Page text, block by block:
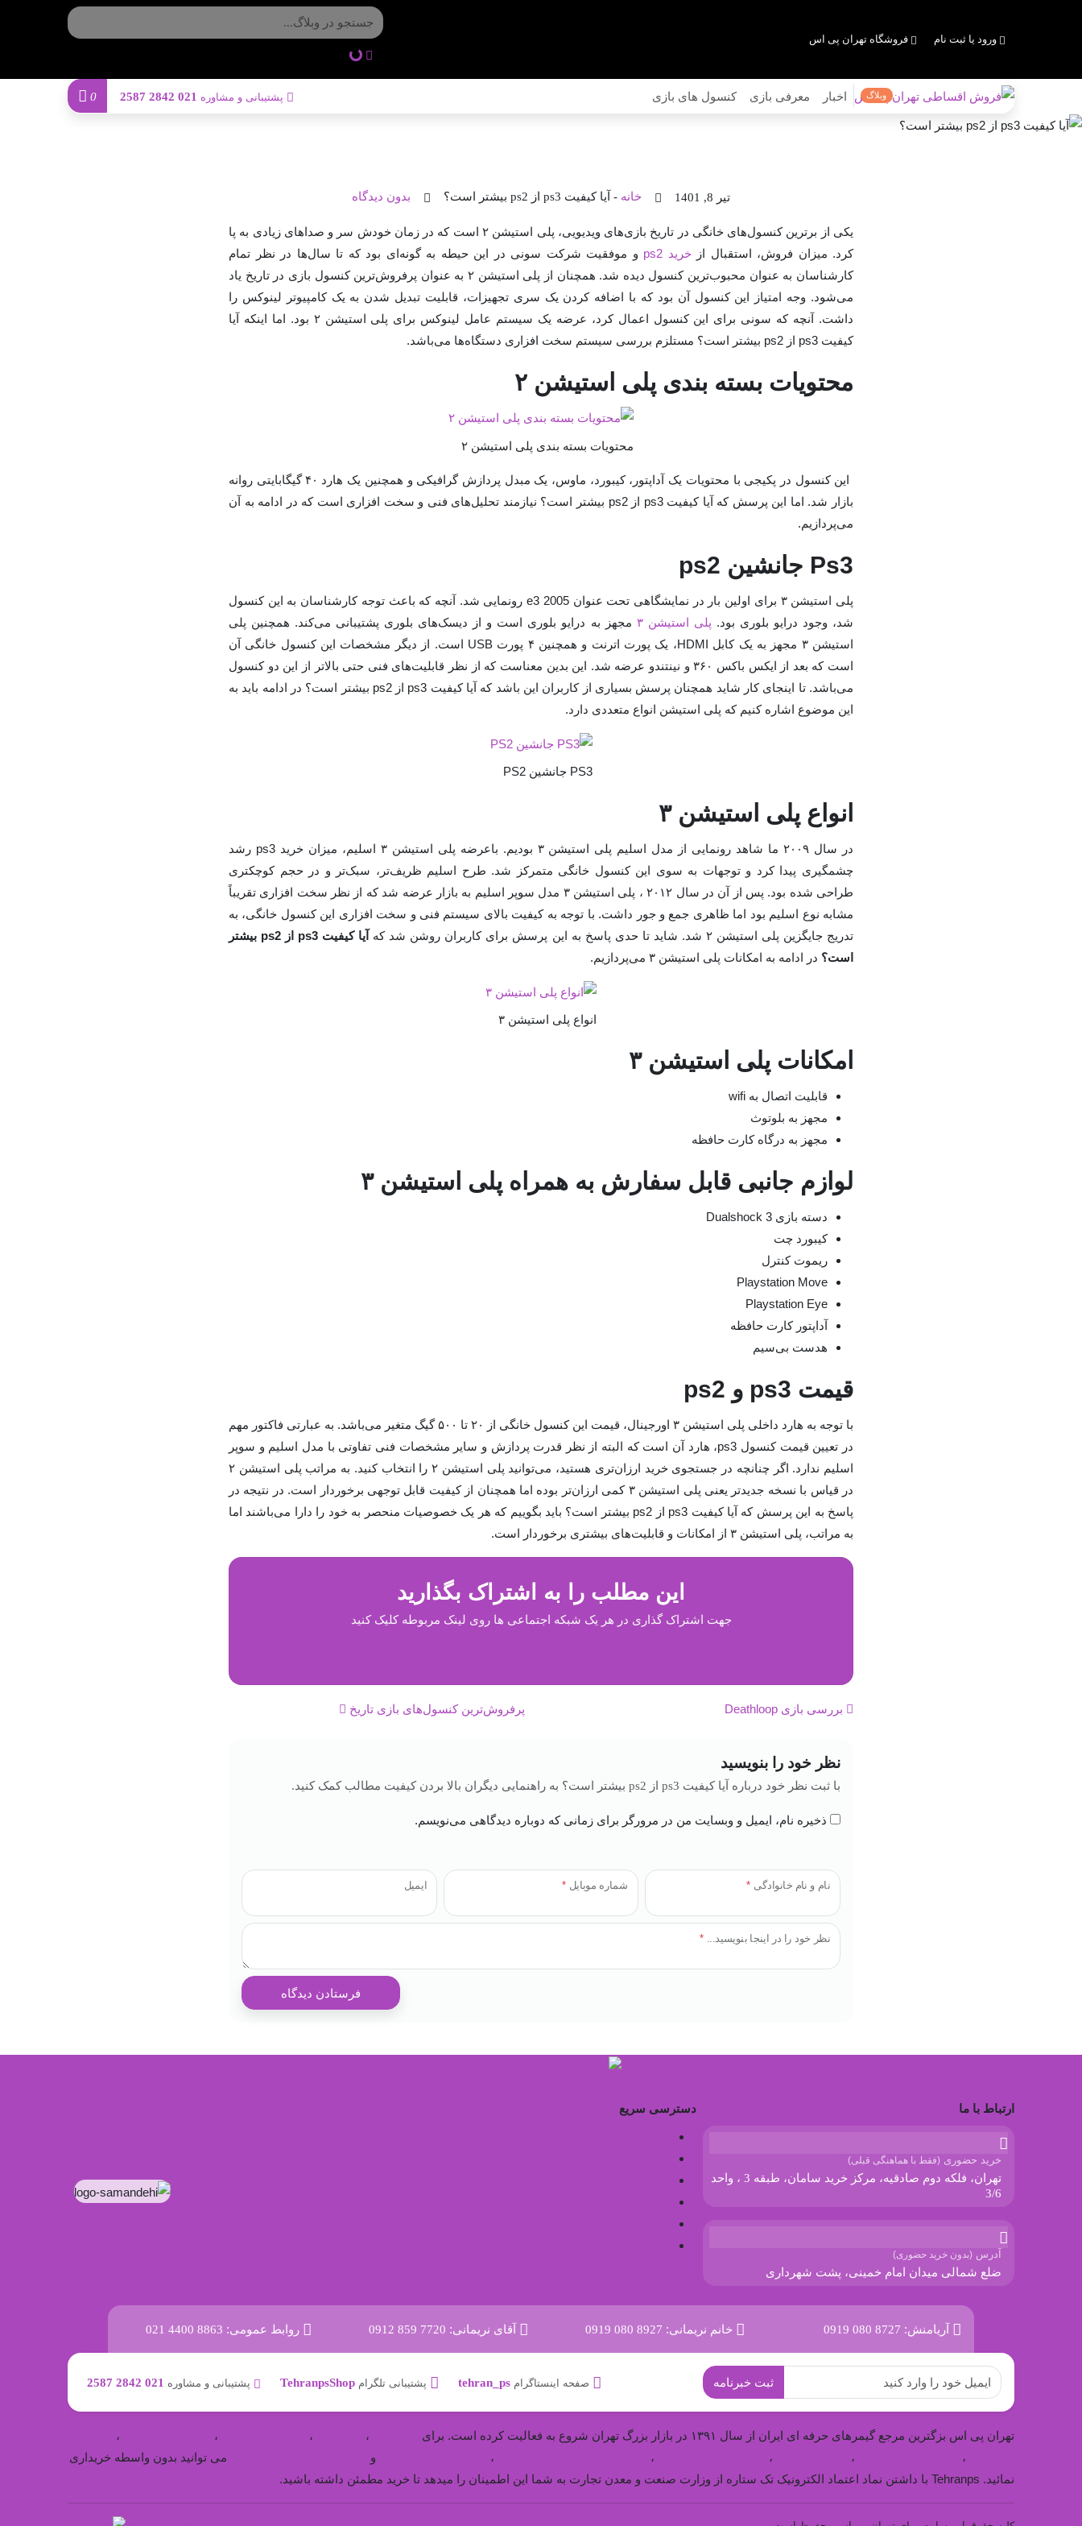
ورود یا ثبت نام فروشگاه تهران پی اس
...
وبلاگ اخبار معرفی بازی کنسول های بازی پشتیبانی و مشاوره 021 2842 2587
0
تیر 8, 1401 خانه - آیا کیفیت ps3 از ps2 بیشتر است؟ بدون دیدگاه
یکی از برترین کنسول‌های خانگی در تاریخ بازی‌های ویدیویی، پلی استیشن ۲ است که در زمان خودش سر و صداهای زیادی به پا
کرد. میزان فروش، استقبال از خرید ps2
و موفقیت شرکت سونی در این حیطه به گونه‌ای بود که تا سال‌ها در نظر تمام
کارشناسان به عنوان محبوب‌ترین کنسول دیده شد. همچنان از پلی استیشن ۲ به عنوان پرفروش‌ترین کنسول بازی در تاریخ یاد
می‌شود. وجه امتیاز این کنسول آن بود که با اضافه کردن یک سری تجهیزات، قابلیت تبدیل شدن به یک کامپیوتر لینوکس را
داشت. آنچه که سونی برای این کنسول اعمال کرد، عرضه یک سیستم عامل لینوکس برای پلی استیشن ۲ بود. اما اینکه آیا
کیفیت ps3 از ps2 بیشتر است؟ مستلزم بررسی سیستم سخت افزاری دستگاه‌ها می‌باشد.
محتویات بسته بندی پلی استیشن ۲
محتویات بسته بندی پلی استیشن ۲
این کنسول در پکیجی با محتویات یک آداپتور، کیبورد، ماوس، یک مبدل پردازش گرافیکی و همچنین یک هارد ۴۰ گیگابایتی روانه
بازار شد. اما این پرسش که آیا کیفیت ps3 از ps2 بیشتر است؟ نیازمند تحلیل‌های فنی و سخت افزاری است که در ادامه به آن
می‌پردازیم.
Ps3 جانشین ps2
پلی استیشن ۳ برای اولین بار در نمایشگاهی تحت عنوان e3 2005 رونمایی شد. آنچه که باعث توجه کارشناسان به این کنسول
شد، وجود درایو بلوری بود. پلی استیشن ۳
مجهز به درایو بلوری است و از دیسک‌های بلوری پشتیبانی می‌کند. همچنین پلی
استیشن ۳ مجهز به یک کابل HDMI، یک پورت اترنت و همچنین ۴ پورت USB است. از دیگر مشخصات این کنسول خانگی آن
است که بعد از ایکس باکس ۳۶۰ و نینتندو عرضه شد. این بدین معناست که از نظر قابلیت‌های فنی حتی بالاتر از این دو کنسول
می‌باشد. تا اینجای کار شاید همچنان پرسش بسیاری از کاربران این باشد که آیا کیفیت ps3 از ps2 بیشتر است؟ در ادامه باید به
این موضوع اشاره کنیم که پلی استیشن انواع متعددی دارد.
PS3 جانشین PS2
انواع پلی استیشن ۳
در سال ۲۰۰۹ ما شاهد رونمایی از مدل اسلیم پلی استیشن ۳ بودیم. با‌عرضه پلی استیشن ۳ اسلیم، میزان خرید ps3 رشد
چشمگیری پیدا کرد و توجهات به سوی این کنسول خانگی متمرکز شد. طرح اسلیم ظریف‌تر، سبک‌تر و در حجم کوچکتری
طراحی شده بود. پس از آن در سال ۲۰۱۲ ، پلی استیشن ۳ مدل سوپر اسلیم به بازار عرضه شد که از نظر سخت افزاری تقریباً
مشابه نوع اسلیم بود اما ظاهری جمع و جور داشت. با توجه به کیفیت بالای سیستم فنی و سخت افزاری این کنسول خانگی، به
تدریج جایگزین پلی استیشن ۲ شد. شاید تا حدی پاسخ به این پرسش برای کاربران روشن شد که
آیا کیفیت ps3 از ps2 بیشتر
است؟ در ادامه به امکانات پلی استیشن ۳ می‌پردازیم.
انواع پلی استیشن ۳
امکانات پلی استیشن ۳
قابلیت اتصال به wifi
مجهز به بلوتوث
مجهز به درگاه کارت حافظه
لوازم جانبی قابل سفارش به همراه پلی استیشن ۳
دسته بازی Dualshock 3
کیبورد چت
ریموت کنترل
Playstation Move
Playstation Eye
آداپتور کارت حافظه
هدست بی‌سیم
قیمت ps3 و ps2
با توجه به هارد داخلی پلی استیشن ۳ اورجینال، قیمت این کنسول خانگی از ۲۰ تا ۵۰۰ گیگ متغیر می‌باشد. به عبارتی فاکتور مهم
در تعیین قیمت کنسول ps3، هارد آن است که البته از نظر قدرت پردازش و سایر مشخصات فنی تفاوتی با مدل اسلیم و سوپر
اسلیم ندارد. اگر چنانچه در جستجوی خرید ارزان‌تری هستید، می‌توانید پلی استیشن ۲ را انتخاب کنید. به مراتب پلی استیشن ۲
در قیاس با نسخه جدیدتر یعنی پلی استیشن ۳ کمی ارزان‌تر بوده اما همچنان از کیفیت قابل توجهی برخوردار است. در نتیجه در
پاسخ به این پرسش که آیا کیفیت ps3 از ps2 بیشتر است؟ باید بگوییم که هر یک خصوصیات منحصر به خود را دارا می‌باشند اما
به مراتب، پلی استیشن ۳ از امکانات و قابلیت‌های بیشتری برخوردار است.
این مطلب را به اشتراک بگذارید
جهت اشتراک گذاری در هر یک شبکه اجتماعی ها روی لینک مربوطه کلیک کنید
بررسی بازی Deathloop پرفروش‌ترین کنسول‌های بازی تاریخ
نظر خود را بنویسید
با ثبت نظر خود درباره آیا کیفیت ps3 از ps2 بیشتر است؟ به راهنمایی دیگران بالا بردن کیفیت مطالب کمک کنید.
نظر خود را در اینجا بنویسید... *
نام و نام خانوادگی * شماره موبایل * ایمیل
ذخیره نام، ایمیل و وبسایت من در مرورگر برای زمانی که دوباره دیدگاهی می‌نویسم.
ارتباط با ما
خرید حضوری (فقط با هماهنگی قبلی)
تهران، فلکه دوم صادقیه، مرکز خرید سامان، طبقه 3 ، واحد
3/6
آدرس (بدون خرید حضوری)
ضلع شمالی میدان امام خمینی، پشت شهرداری
دسترسی سریع
آریامنش: 0919 080 8727 خانم نریمانی: 0919 080 8927 آقای نریمانی: 0912 859 7720 روابط عمومی: 021 4400 8863
صفحه اینستاگرام tehran_ps پشتیبانی تلگرام TehranpsShop پشتیبانی و مشاوره 021 2842 2587
تهران پی اس بزگترین مرجع گیمرهای حرفه ای ایران از سال ۱۳۹۱ در بازار بزرگ تهران شروع به فعالیت کرده است. برای ، ، ، ،
، ، ، ، ، و
می توانید بدون واسطه خریداری
نمائید. Tehranps با داشتن نماد اعتماد الکترونیک تک ستاره از وزارت صنعت و معدن تجارت به شما این اطمینان را میدهد تا خرید مطمئن داشته باشید.